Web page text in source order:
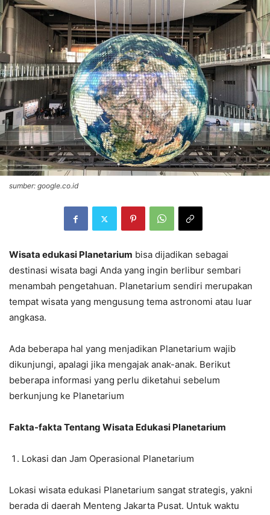
sumber: google.co.id
Wisata edukasi Planetarium bisa dijadikan sebagai
destinasi wisata bagi Anda yang ingin berlibur sembari
menambah pengetahuan. Planetarium sendiri merupakan
tempat wisata yang mengusung tema astronomi atau luar
angkasa.
Ada beberapa hal yang menjadikan Planetarium wajib
dikunjungi, apalagi jika mengajak anak-anak. Berikut
beberapa informasi yang perlu diketahui sebelum
berkunjung ke Planetarium
Fakta-fakta Tentang Wisata Edukasi Planetarium
Lokasi dan Jam Operasional Planetarium
Lokasi wisata edukasi Planetarium sangat strategis, yakni
berada di daerah Menteng Jakarta Pusat. Untuk waktu